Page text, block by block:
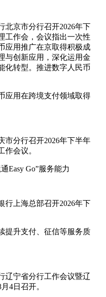
北京市分行召开2026年下
工作会，会议指出一次性
应用推广在京取得积极成
与创新应用，深化运用金
化转型。推进数字人民币
应用在跨境支付领域取得
市分行召开2026年下半年
作会议。
Easy Go”服务能力
行上海总部召开2026年下
提升支付、征信等服务质
辽宁省分行工作会议暨辽
4日召开。